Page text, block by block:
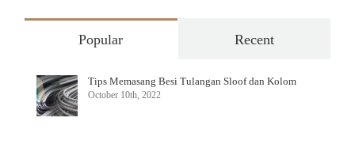
Popular Recent
Tips Memasang Besi Tulangan Sloof dan Kolom
October 10th, 2022